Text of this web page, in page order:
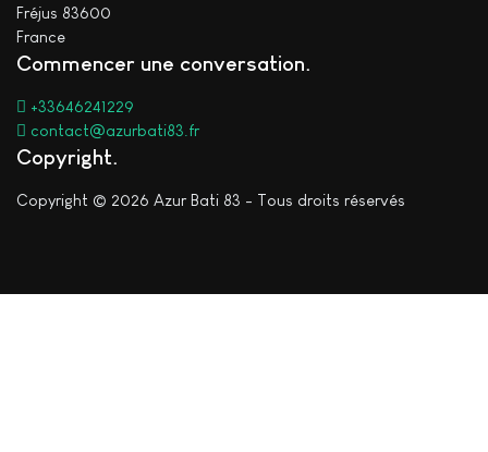
Fréjus 83600
France
Commencer une conversation
+33646241229
contact@azurbati83.fr
Copyright
Copyright © 2026 Azur Bati 83 - Tous droits réservés